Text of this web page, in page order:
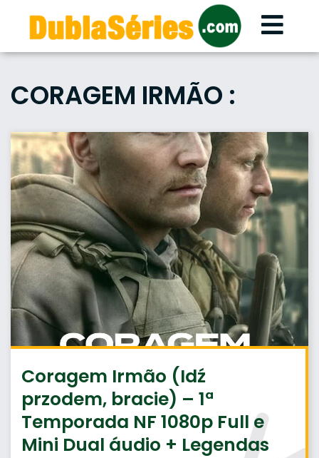
content
CORAGEM IRMÃO :
Coragem Irmão (Idź
przodem, bracie) – 1ª
Temporada NF 1080p Full e
Mini Dual áudio + Legendas